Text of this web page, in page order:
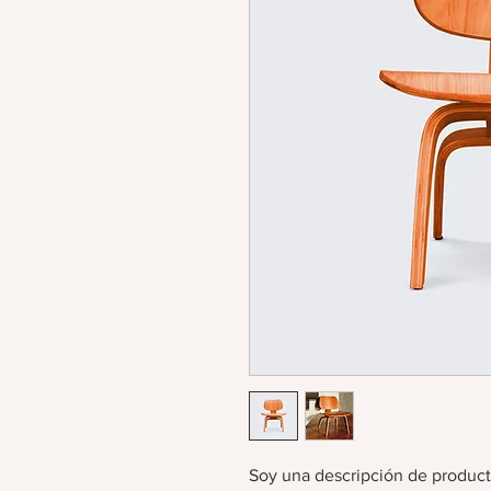
Soy una descripción de